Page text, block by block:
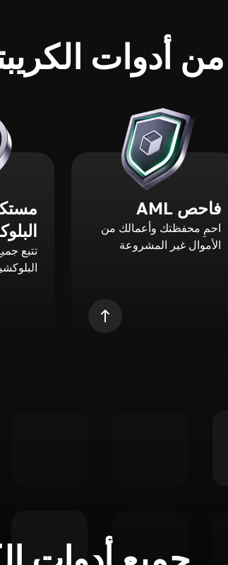
أدوات
فاحص AML
احمِ محفظتك وأعمالك من
الأموال غير المشروعة
تتبع